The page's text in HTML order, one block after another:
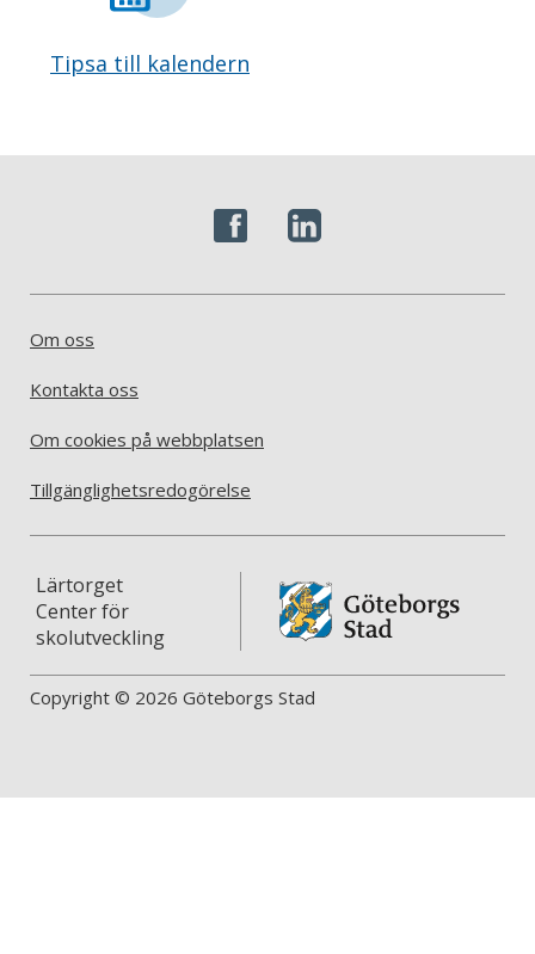
Tipsa till kalendern
Om oss
Kontakta oss
Om cookies på webbplatsen
Tillgänglighetsredogörelse
Lärtorget
Center för
skolutveckling
Copyright © 2026 Göteborgs Stad